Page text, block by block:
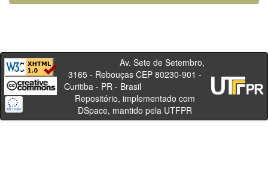
Av. Sete de Setembro,
3165 - Rebouças CEP 80230-901 -
Curitiba - PR - Brasil
Repositório, implementado com
DSpace, mantido pela UTFPR